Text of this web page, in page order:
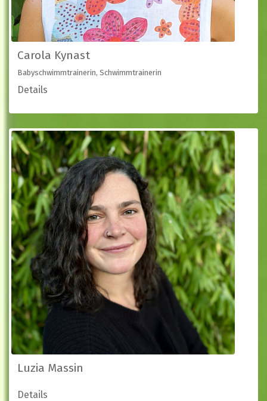
Carola Kynast
Babyschwimmtrainerin, Schwimmtrainerin
Details
Luzia Massin
Details